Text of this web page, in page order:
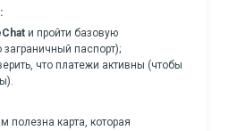
и пройти базовую
паспорт);
что платежи активны (чтобы
полезна карта, которая